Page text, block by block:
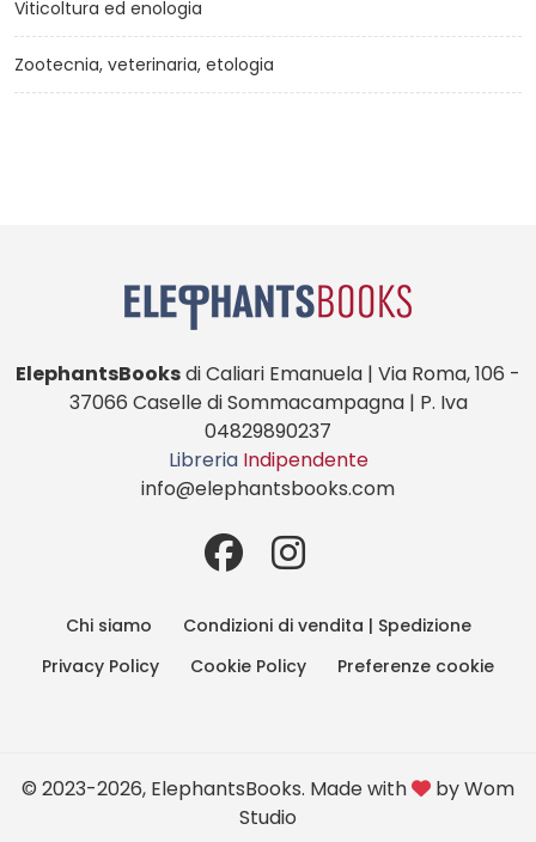
Viticoltura ed enologia
Zootecnia, veterinaria, etologia
ElephantsBooksdi Caliari Emanuela | Via Roma, 106 -
37066 Caselle di Sommacampagna | P. Iva
04829890237
Libreria Indipendente
info@elephantsbooks.com
Chi siamo
Condizioni di vendita | Spedizione
Privacy Policy
Cookie Policy Preferenze cookie
© 2023-2026, ElephantsBooks. Made with byWom
Studio